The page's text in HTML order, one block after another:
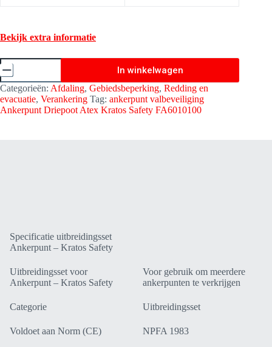
Bekijk extra informatie
Uitbreidingsset
Ankerpunten
-
Kratos
Safety
FA6003605
In winkelwagen
Categorieën: Afdaling, Gebiedsbeperking, Redding en
evacuatie, Verankering Tag: ankerpunt valbeveiliging
Ankerpunt Driepoot Atex Kratos Safety FA6010100
Specificatie uitbreidingsset
Ankerpunt – Kratos Safety
Uitbreidingsset voor
Ankerpunt – Kratos Safety
Voor gebruik om meerdere
ankerpunten te verkrijgen
Categorie Uitbreidingsset
Voldoet aan Norm (CE) NPFA 1983